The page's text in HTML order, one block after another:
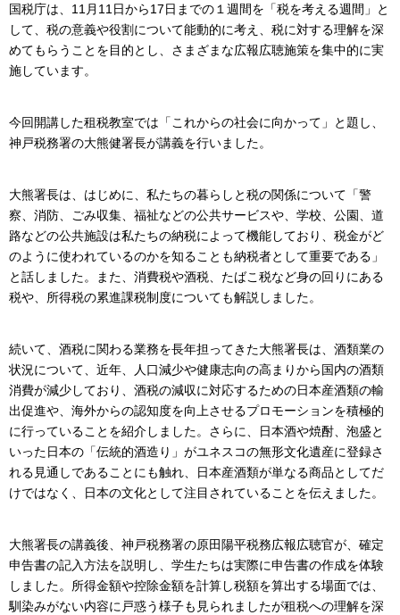
国税庁は、11月11日から17日までの１週間を「税を考える週間」と
して、税の意義や役割について能動的に考え、税に対する理解を深
めてもらうことを目的とし、さまざまな広報広聴施策を集中的に実
施しています。
今回開講した租税教室では「これからの社会に向かって」と題し、
神戸税務署の大熊健署長が講義を行いました。
大熊署長は、はじめに、私たちの暮らしと税の関係について「警
察、消防、ごみ収集、福祉などの公共サービスや、学校、公園、道
路などの公共施設は私たちの納税によって機能しており、税金がど
のように使われているのかを知ることも納税者として重要である」
と話しました。また、消費税や酒税、たばこ税など身の回りにある
税や、所得税の累進課税制度についても解説しました。
続いて、酒税に関わる業務を長年担ってきた大熊署長は、酒類業の
状況について、近年、人口減少や健康志向の高まりから国内の酒類
消費が減少しており、酒税の減収に対応するための日本産酒類の輸
出促進や、海外からの認知度を向上させるプロモーションを積極的
に行っていることを紹介しました。さらに、日本酒や焼酎、泡盛と
いった日本の「伝統的酒造り」がユネスコの無形文化遺産に登録さ
れる見通しであることにも触れ、日本産酒類が単なる商品としてだ
けではなく、日本の文化として注目されていることを伝えました。
大熊署長の講義後、神戸税務署の原田陽平税務広報広聴官が、確定
申告書の記入方法を説明し、学生たちは実際に申告書の作成を体験
しました。所得金額や控除金額を計算し税額を算出する場面では、
馴染みがない内容に戸惑う様子も見られましたが租税への理解を深